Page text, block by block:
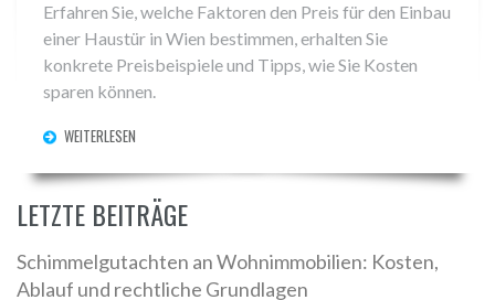
Erfahren Sie, welche Faktoren den Preis für den Einbau
einer Haustür in Wien bestimmen, erhalten Sie
konkrete Preisbeispiele und Tipps, wie Sie Kosten
sparen können.
WEITERLESEN
LETZTE BEITRÄGE
Schimmelgutachten an Wohnimmobilien: Kosten,
Ablauf und rechtliche Grundlagen